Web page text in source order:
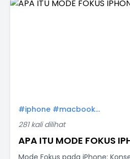
#iphone #macbook...
281 kali dilihat
APA ITU MODE FOKUS
Mode Fokus pada iPhone: